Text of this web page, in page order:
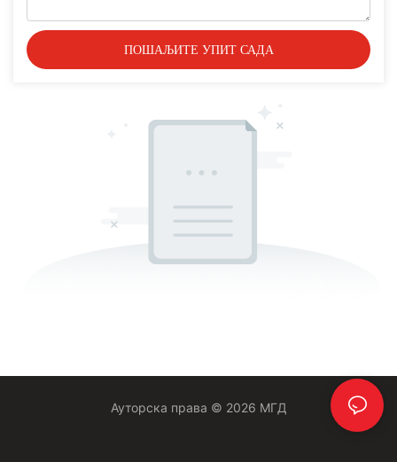
ПОШАЉИТЕ УПИТ САДА
Ауторска права © 2026 МГД